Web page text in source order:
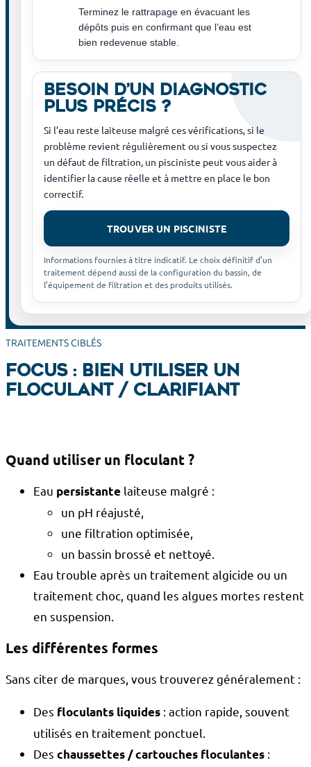
Terminez le rattrapage en évacuant les
dépôts puis en confirmant que l’eau est
bien redevenue stable.
BESOIN D’UN DIAGNOSTIC
PLUS PRÉCIS ?
Si l’eau reste laiteuse malgré ces vérifications, si le
problème revient régulièrement ou si vous suspectez
un défaut de filtration, un pisciniste peut vous aider à
identifier la cause réelle et à mettre en place le bon
correctif.
TROUVER UN PISCINISTE
Informations fournies à titre indicatif. Le choix définitif d’un
traitement dépend aussi de la configuration du bassin, de
l’équipement de filtration et des produits utilisés.
TRAITEMENTS CIBLÉS
Focus : bien utiliser un
floculant / clarifiant
Quand utiliser un floculant ?
Eau persistante laiteuse malgré :
un pH réajusté,
une filtration optimisée,
un bassin brossé et nettoyé.
Eau trouble après un traitement algicide ou un
traitement choc, quand les algues mortes restent
en suspension.
Les différentes formes
Sans citer de marques, vous trouverez généralement :
Des floculants liquides : action rapide, souvent
utilisés en traitement ponctuel.
Des chaussettes / cartouches floculantes :